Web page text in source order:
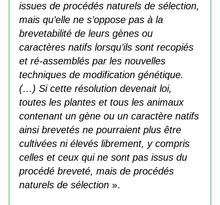
issues de procédés naturels de sélection,
mais qu’elle ne s’oppose pas à la
brevetabilité de leurs gènes ou
caractères natifs lorsqu’ils sont recopiés
et ré-assemblés par les nouvelles
techniques de modification génétique.
(…) Si cette résolution devenait loi,
toutes les plantes et tous les animaux
contenant un gène ou un caractère natifs
ainsi brevetés ne pourraient plus être
cultivées ni élevés librement, y compris
celles et ceux qui ne sont pas issus du
procédé breveté, mais de procédés
naturels de sélection».